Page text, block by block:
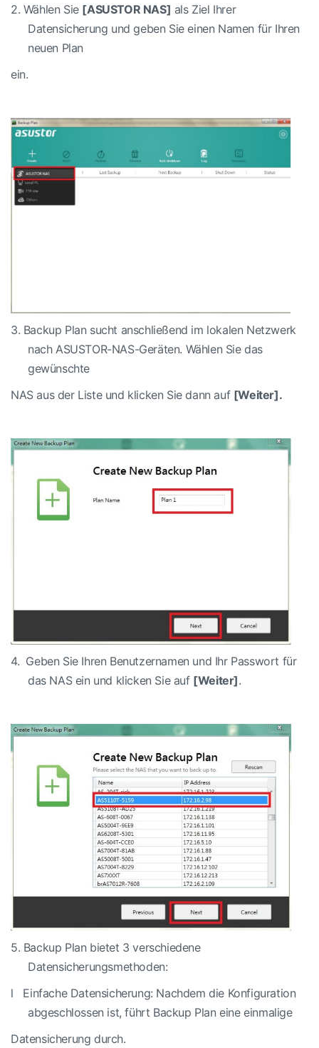
2. Wählen Sie [ASUSTOR NAS] als Ziel Ihrer
Datensicherung und geben Sie einen Namen für Ihren
neuen Plan
ein.
3. Backup Plan sucht anschließend im lokalen Netzwerk
nach ASUSTOR-NAS-Geräten. Wählen Sie das
gewünschte
NAS aus der Liste und klicken Sie dann auf [Weiter].
4. Geben Sie Ihren Benutzernamen und Ihr Passwort für
das NAS ein und klicken Sie auf [Weiter].
5. Backup Plan bietet 3 verschiedene
Datensicherungsmethoden:
l Einfache Datensicherung: Nachdem die Konfiguration
abgeschlossen ist, führt Backup Plan eine einmalige
Datensicherung durch.